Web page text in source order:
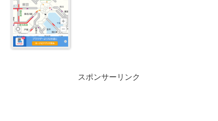
スポンサーリンク